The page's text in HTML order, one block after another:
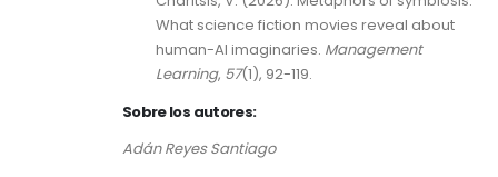
What science fiction movies reveal about
human-AI imaginaries. Management
Learning, 57(1), 92-119.
Sobre los autores:
Adán Reyes Santiago